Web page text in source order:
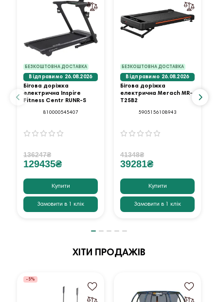
БЕЗКОШТОВНА ДОСТАВКА
Відправимо 26.08.2026
Бігова доріжка
електрична Inspire
Fitness Centr RUNR-S
810000545407
136247₴
129435₴
Купити
Замовити в 1 клік
БЕЗКОШТОВНА ДОСТАВКА
Відправимо 26.08.2026
Бігова доріжка
електрична Merach MR-
T25B2
5905156108943
41348₴
39281₴
Купити
Замовити в 1 клік
ХІТИ ПРОДАЖІВ
-5%